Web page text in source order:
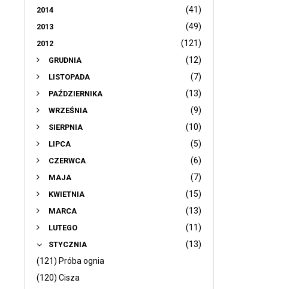
2014 (41)
2013 (49)
2012 (121)
GRUDNIA (12)
LISTOPADA (7)
PAŹDZIERNIKA (13)
WRZEŚNIA (9)
SIERPNIA (10)
LIPCA (5)
CZERWCA (6)
MAJA (7)
KWIETNIA (15)
MARCA (13)
LUTEGO (11)
STYCZNIA
(13)
(121) Próba ognia
(120) Cisza